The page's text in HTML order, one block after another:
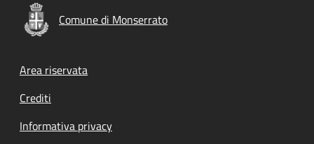
Comune di Monserrato
Footer menu
Area riservata
Crediti
Informativa privacy